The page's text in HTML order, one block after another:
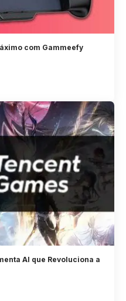
com Gammeefy
AI que Revoluciona a